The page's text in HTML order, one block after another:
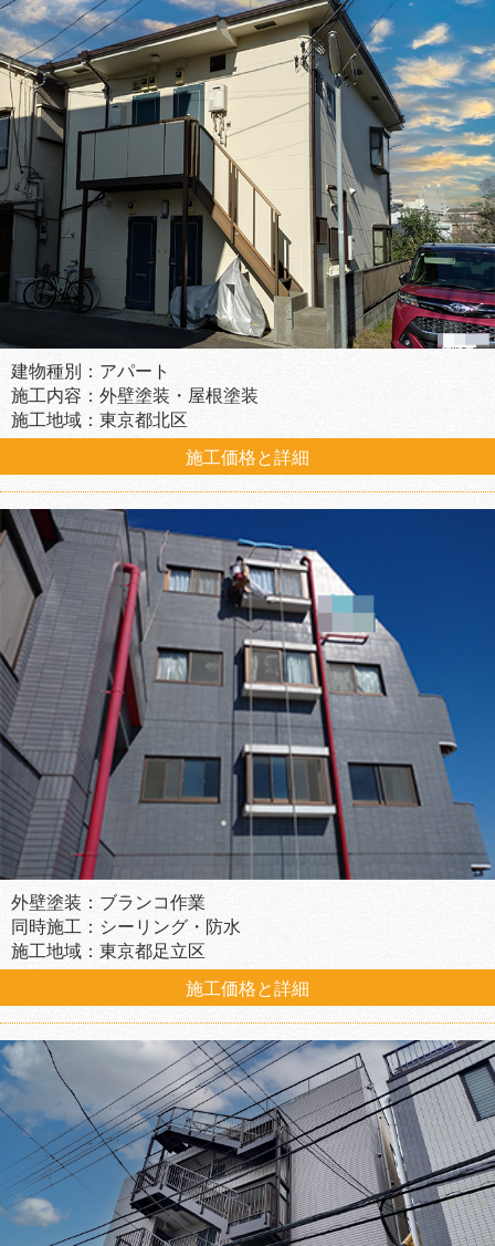
建物種別：アパート
施工内容：外壁塗装・屋根塗装
施工地域：東京都北区
施工価格と詳細
外壁塗装：ブランコ作業
同時施工：シーリング・防水
施工地域：東京都足立区
施工価格と詳細